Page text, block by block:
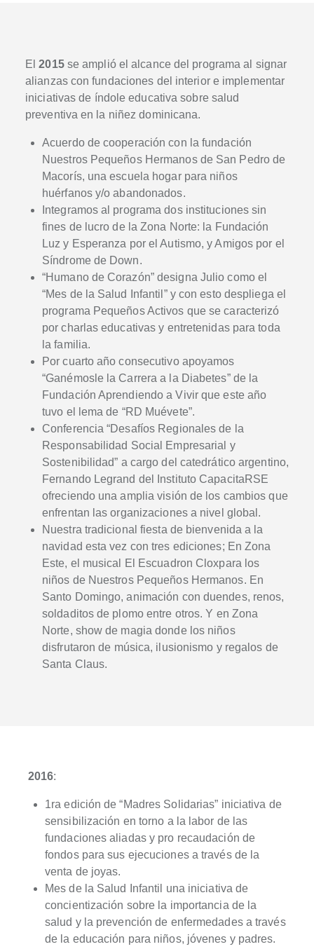
El2015se amplió el alcance del programa al signar
alianzas con fundaciones del interior e implementar
iniciativas de índole educativa sobre salud
preventiva en la niñez dominicana.
Acuerdo de cooperación con la fundación
Nuestros Pequeños Hermanos de San Pedro de
Macorís, una escuela hogar para niños
huérfanos y/o abandonados.
Integramos al programa dos instituciones sin
fines de lucro de la Zona Norte: la Fundación
Luz y Esperanza por el Autismo, y Amigos por el
Síndrome de Down.
“Humano de Corazón” designa Julio como el
“Mes de la Salud Infantil” y con esto despliega el
programa Pequeños Activos que se caracterizó
por charlas educativas y entretenidas para toda
la familia.
Por cuarto año consecutivo apoyamos
“Ganémosle la Carrera a la Diabetes” de la
Fundación Aprendiendo a Vivir que este año
tuvo el lema de “RD Muévete”.
Conferencia “Desafíos Regionales de la
Responsabilidad Social Empresarial y
Sostenibilidad” a cargo del catedrático argentino,
Fernando Legrand del Instituto CapacitaRSE
ofreciendo una amplia visión de los cambios que
enfrentan las organizaciones a nivel global.
Nuestra tradicional fiesta de bienvenida a la
navidad esta vez con tres ediciones; En Zona
Este, el musical El Escuadron Cloxpara los
niños de Nuestros Pequeños Hermanos. En
Santo Domingo, animación con duendes, renos,
soldaditos de plomo entre otros. Y en Zona
Norte, show de magia donde los niños
disfrutaron de música, ilusionismo y regalos de
Santa Claus.
2016:
1ra edición de “Madres Solidarias” iniciativa de
sensibilización en torno a la labor de las
fundaciones aliadas y pro recaudación de
fondos para sus ejecuciones a través de la
venta de joyas.
Mes de la Salud Infantil una iniciativa de
concientización sobre la importancia de la
salud y la prevención de enfermedades a través
de la educación para niños, jóvenes y padres.